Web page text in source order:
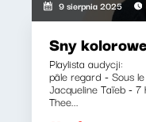
9 sierpnia 2025
Sny
Playlista audycji:
pâle regard - Sous
Jacqueline Taïeb -
Thee...